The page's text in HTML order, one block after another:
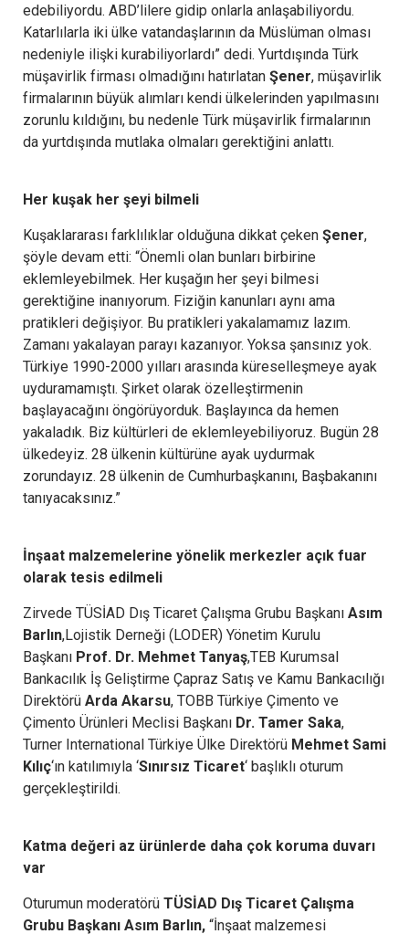
edebiliyordu. ABD’lilere gidip onlarla anlaşabiliyordu.
Katarlılarla iki ülke vatandaşlarının da Müslüman olması
nedeniyle ilişki kurabiliyorlardı” dedi. Yurtdışında Türk
müşavirlik firması olmadığını hatırlatan Şener, müşavirlik
firmalarının büyük alımları kendi ülkelerinden yapılmasını
zorunlu kıldığını, bu nedenle Türk müşavirlik firmalarının
da yurtdışında mutlaka olmaları gerektiğini anlattı.
Her kuşak her şeyi bilmeli
Kuşaklararası farklılıklar olduğuna dikkat çeken Şener,
şöyle devam etti: “Önemli olan bunları birbirine
eklemleyebilmek. Her kuşağın her şeyi bilmesi
gerektiğine inanıyorum. Fiziğin kanunları aynı ama
pratikleri değişiyor. Bu pratikleri yakalamamız lazım.
Zamanı yakalayan parayı kazanıyor. Yoksa şansınız yok.
Türkiye 1990-2000 yılları arasında küreselleşmeye ayak
uyduramamıştı. Şirket olarak özelleştirmenin
başlayacağını öngörüyorduk. Başlayınca da hemen
yakaladık. Biz kültürleri de eklemleyebiliyoruz. Bugün 28
ülkedeyiz. 28 ülkenin kültürüne ayak uydurmak
zorundayız. 28 ülkenin de Cumhurbaşkanını, Başbakanını
tanıyacaksınız.”
İnşaat malzemelerine yönelik merkezler açık fuar
olarak tesis edilmeli
Zirvede TÜSİAD Dış Ticaret Çalışma Grubu Başkanı Asım
Barlın,Lojistik Derneği (LODER) Yönetim Kurulu
Başkanı Prof. Dr. Mehmet Tanyaş,TEB Kurumsal
Bankacılık İş Geliştirme Çapraz Satış ve Kamu Bankacılığı
Direktörü Arda Akarsu, TOBB Türkiye Çimento ve
Çimento Ürünleri Meclisi Başkanı Dr. Tamer Saka,
Turner International Türkiye Ülke Direktörü Mehmet Sami
Kılıç‘ın katılımıyla ‘Sınırsız Ticaret‘ başlıklı oturum
gerçekleştirildi.
Katma değeri az ürünlerde daha çok koruma duvarı
var
Oturumun moderatörü TÜSİAD Dış Ticaret Çalışma
Grubu Başkanı Asım Barlın, “İnşaat malzemesi